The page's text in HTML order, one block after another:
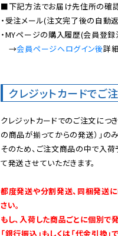
■下記方法でお届け先住所の確認
・受注メール(注文完了後の自動
・MYページの購入履歴(会員登
→会員ページへログイン後詳
クレジットカードでご
クレジットカードでのご注文につ
の商品が揃ってからの発送）」の
そのため、ご注文商品の中で入
て発送させていただきます。
都度発送や分割発送、同梱発送
さい。
もし、入荷した商品ごとに個別で
「銀行振込」もしくは「代金引換